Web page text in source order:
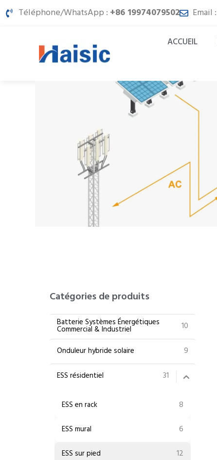
Aller
au
Téléphone/WhatsApp : +86 19974079502 Email :
ACCUEIL
Catégories de produits
Batterie Systèmes Énergétiques
Commercial & Industriel 10
Onduleur hybride solaire 9
ESS résidentiel 31
ESS en rack 8
ESS mural 6
ESS sur pied 12